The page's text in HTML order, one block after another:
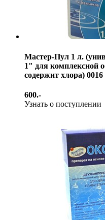
Мастер-Пул 1 л.
1" для комплексной
содержит хлора) 0016
600.-
Узнать о поступлении